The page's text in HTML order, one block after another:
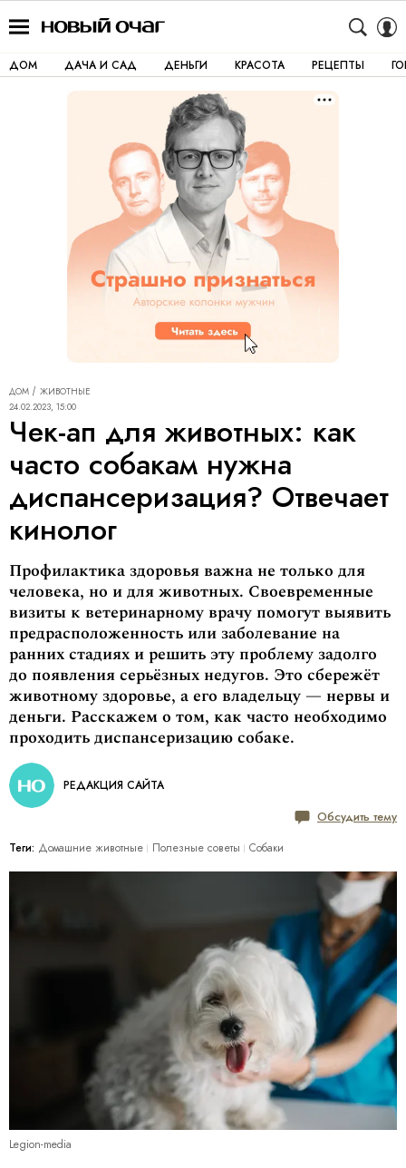
ДОМ ДАЧА И САД ДЕНЬГИ КРАСОТА РЕЦЕПТЫ
ДОМ
ЖИВОТНЫЕ
24.02.2023, 15:00
Чек-ап для животных: как
часто собакам нужна
диспансеризация? Отвечает
кинолог
Профилактика здоровья важна не только для
человека, но и для животных. Своевременные
визиты к ветеринарному врачу помогут выявить
предрасположенность или заболевание на
ранних стадиях и решить эту проблему задолго
до появления серьёзных недугов. Это сбережёт
животному здоровье, а его владельцу — нервы и
деньги. Расскажем о том, как часто необходимо
проходить диспансеризацию собаке.
РЕДАКЦИЯ САЙТА
Обсудить тему
Теги: Домашние животные Полезные советы Собаки
Legion-media